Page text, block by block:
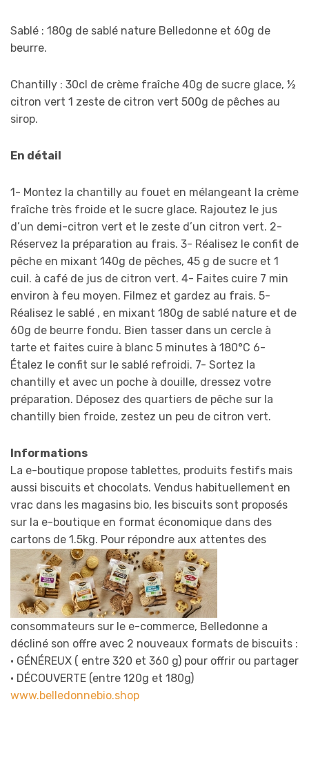
Sablé : 180g de sablé nature Belledonne et 60g de
beurre.
Chantilly : 30cl de crème fraîche 40g de sucre glace, ½
citron vert 1 zeste de citron vert 500g de pêches au
sirop.
En détail
1- Montez la chantilly au fouet en mélangeant la crème
fraîche très froide et le sucre glace. Rajoutez le jus
d’un demi-citron vert et le zeste d’un citron vert. 2-
Réservez la préparation au frais. 3- Réalisez le confit de
pêche en mixant 140g de pêches, 45 g de sucre et 1
cuil. à café de jus de citron vert. 4- Faites cuire 7 min
environ à feu moyen. Filmez et gardez au frais. 5-
Réalisez le sablé , en mixant 180g de sablé nature et de
60g de beurre fondu. Bien tasser dans un cercle à
tarte et faites cuire à blanc 5 minutes à 180°C 6-
Étalez le confit sur le sablé refroidi. 7- Sortez la
chantilly et avec un poche à douille, dressez votre
préparation. Déposez des quartiers de pêche sur la
chantilly bien froide, zestez un peu de citron vert.
Informations
La e-boutique propose tablettes, produits festifs mais
aussi biscuits et chocolats. Vendus habituellement en
vrac dans les magasins bio, les biscuits sont proposés
sur la e-boutique en format économique dans des
cartons de 1.5kg. Pour répondre aux attentes des
consommateurs sur le e-commerce, Belledonne a
décliné son offre avec 2 nouveaux formats de biscuits :
• GÉNÉREUX ( entre 320 et 360 g) pour offrir ou partager
• DÉCOUVERTE (entre 120g et 180g)
www.belledonnebio.shop